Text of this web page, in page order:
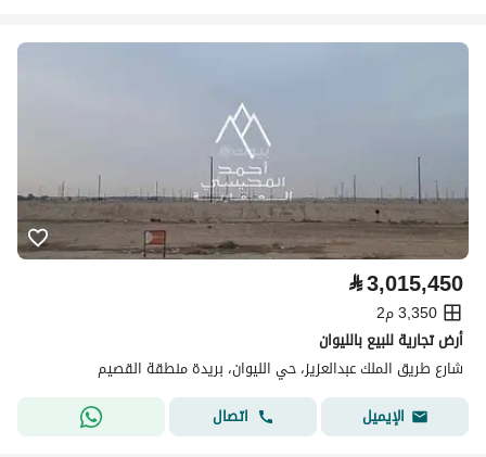
⃁3,015,450
3,350 م2
أرض تجارية للبيع بالليوان
شارع طريق الملك عبدالعزيز، حي الليوان، بريدة منطقة القصيم
الإيميل
اتصال